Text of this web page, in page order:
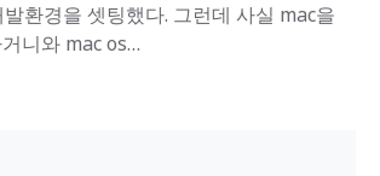
환경을 셋팅했다. 그런데 사실 mac을
니와 mac os…